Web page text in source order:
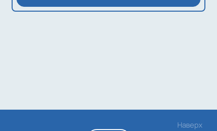
Наверх